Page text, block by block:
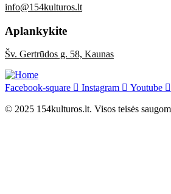
info@154kulturos.lt
Aplankykite
Šv. Gertrūdos g. 58, Kaunas
Facebook-square Instagram Youtube
© 2025 154kulturos.lt. Visos teisės